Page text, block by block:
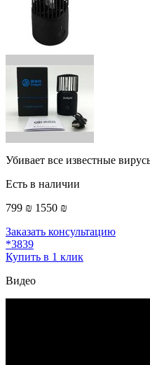
Убивает все известные
Есть в наличии
799 ₪ 1550 ₪
Заказать консультацию
*3839
Купить в 1 клик
Видео